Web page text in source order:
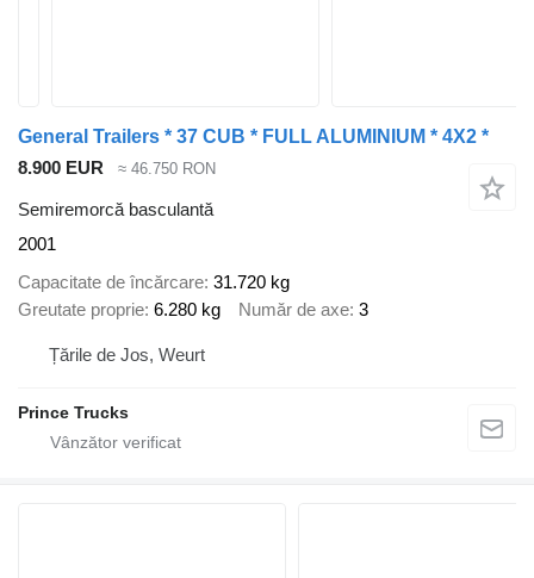
General Trailers * 37 CUB * FULL ALUMINIUM * 4X2 *
8.900 EUR
≈ 46.750 RON
Semiremorcă basculantă
2001
Capacitate de încărcare 31.720 kg
Greutate proprie 6.280 kg Număr de axe 3
Țările de Jos, Weurt
Prince Trucks